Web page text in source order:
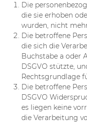
Die
die sie erhoben
wurden, nicht
Die betroffene
die sich die
Buchstabe a oder
DSGVO stützte,
Rechtsgrundlage
Die betroffene
DSGVO
es liegen keine
die Verarbeitung